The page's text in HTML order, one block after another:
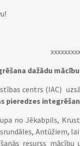
dažādu
centrs (IAC)
pieredzes
no Jēkabpils,
resurss mācību